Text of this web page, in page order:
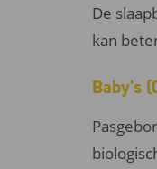
De
kan
Baby's